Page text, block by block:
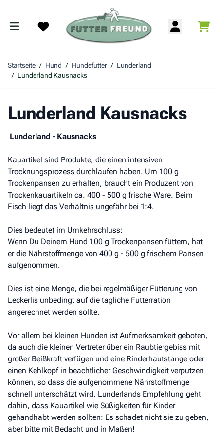
Startseite / Hund / Hundefutter / Lunderland
/ Lunderland Kausnacks
Lunderland Kausnacks
Lunderland - Kausnacks
Kauartikel sind Produkte, die einen intensiven
Trocknungsprozess durchlaufen haben. Um 100 g
Trockenpansen zu erhalten, braucht ein Produzent von
Trockenkauartikeln ca. 400 - 500 g frische Ware. Beim
Fisch liegt das Verhältnis ungefähr bei 1:4.
Dies bedeutet im Umkehrschluss:
Wenn Du Deinem Hund 100 g Trockenpansen füttern, hat
er die Nährstoffmenge von 400 g - 500 g frischem Pansen
aufgenommen.
Dies ist eine Menge, die bei regelmäßiger Fütterung von
Leckerlis unbedingt auf die tägliche Futterration
angerechnet werden sollte.
Vor allem bei kleinen Hunden ist Aufmerksamkeit geboten,
da auch die kleinen Vertreter über ein Raubtiergebiss mit
großer Beißkraft verfügen und eine Rinderhautstange oder
einen Kehlkopf in beachtlicher Geschwindigkeit verputzen
können, so dass die aufgenommene Nährstoffmenge
schnell unterschätzt wird. Lunderlands Empfehlung geht
dahin, dass Kauartikel wie Süßigkeiten für Kinder
gehandhabt werden sollten: Es schadet nicht sie zu geben,
aber bitte mit Bedacht und in Maßen!